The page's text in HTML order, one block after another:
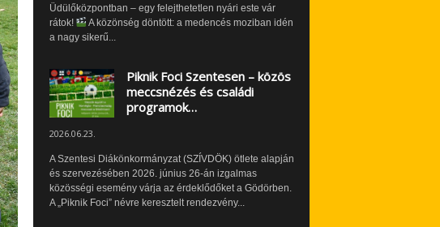
Üdülőközpontban – egy felejthetetlen nyári este vár
rátok!
A közönség döntött: a medencés moziban idén
a nagy sikerű...
Piknik Foci Szentesen – közös
meccsnézés és családi
programok…
2026.06.23.
A Szentesi Diákönkormányzat (SZÍVDÖK) ötlete alapján
és szervezésében 2026. június 26-án izgalmas
közösségi esemény várja az érdeklődőket a Gödörben.
A „Piknik Foci” névre keresztelt rendezvény...